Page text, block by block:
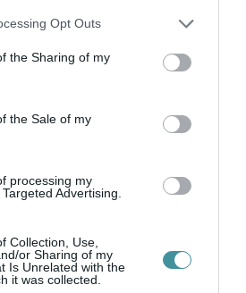
app uses one or more Google
usage behaviour. You may click to
Google and its third-party tags to
specified purposes in below Google
Opt Outs
the Sharing of my
the Sale of my
processing my
Advertising.
Collection, Use,
or Sharing of my
Is Unrelated with the
it was collected.
fontos, de a közös
tisztelet, bizalom
kapcsolat, ahol mindkét
és értékeli egymást,
lehet. A
érzelmi intelligencia és a
kulcsfontosságúak ahhoz,
csak fennmaradjon,
fejlődhessen is.